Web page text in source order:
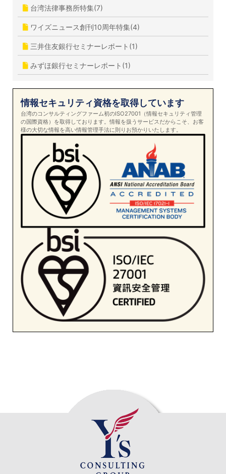
台湾法律事務所特集(7)
ワイズニュース創刊10周年特集(4)
三井住友銀行セミナーレポート(1)
みずほ銀行セミナーレポート(1)
情報セキュリティ資格を取得しています
台湾のコンサルティングファーム初のISO27001（情報セキュリティ管理
の国際資格）を取得しております。情報を扱うサービスだからこそ、お客
様の大切な情報を高い情報管理手法に則りお預かりいたします。